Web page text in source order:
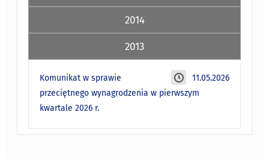
2014
2013
11.05.2026
Komunikat w sprawie
przeciętnego wynagrodzenia w pierwszym
kwartale 2026 r.